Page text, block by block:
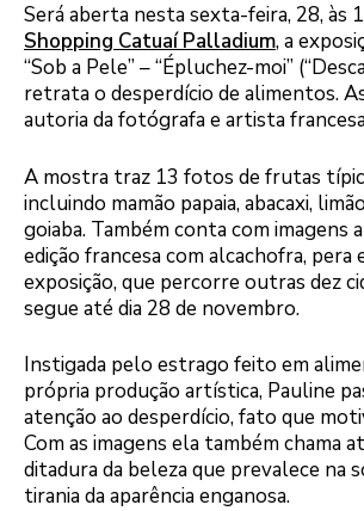
Será aberta nesta sexta-feira, 28, às
Shopping Catuaí Palladium, a
“Sob a Pele” – “Épluchez-moi”
retrata o desperdício de alimentos.
autoria da fotógrafa e artista
A mostra traz 13 fotos de frutas
incluindo mamão papaia, abacaxi,
goiaba. Também conta com imagens
edição francesa com alcachofra, pera
exposição, que percorre outras dez
segue até dia 28 de novembro.
Instigada pelo estrago feito em
própria produção artística, Pauline
atenção ao desperdício, fato que
Com as imagens ela também chama
ditadura da beleza que prevalece na
tirania da aparência enganosa.